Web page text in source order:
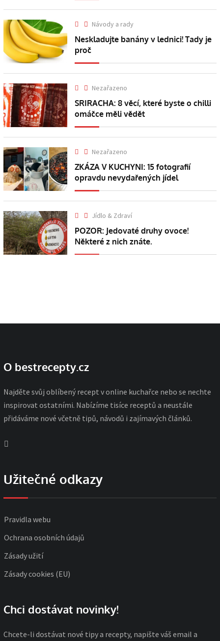
Návody a rady
Neskladujte banány v lednici! Tady je
proč
Nezařazeno
SRIRACHA: 8 věcí, které byste o chilli
omáčce měli vědět
Nezařazeno
ZKÁZA V KUCHYNI: 15 fotografií
opravdu nevydařených jídel
Jídlo & Zdraví
POZOR: Jedovaté druhy ovoce!
Některé z nich znáte.
O bestrecepty.cz
Najděte svůj oblíbený recept v online kuchařce nebo se nechte
inspirovat ostatními. Nabízíme tisíce receptů a neustále
přidáváme nové včetně tipů, návodů i zajímavých článků.
Užitečné odkazy
Pravidla webu
Ochrana osobních údajů
Zásady užití
Zásady cookies (EU)
Chci dostávat novinky!
Chcete-li dostávat nové tipy a recepty, napište váš email a